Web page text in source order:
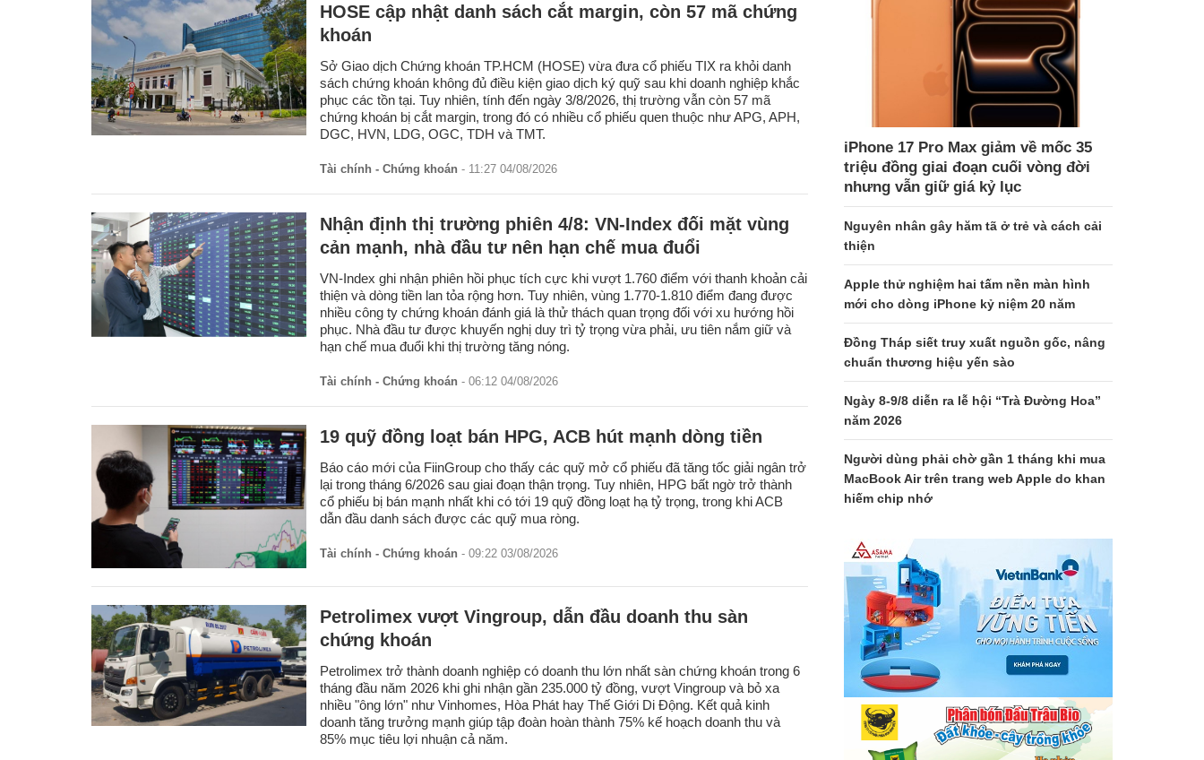
HOSE cập nhật danh sách cắt margin, còn 57 mã chứng
khoán
Sở Giao dịch Chứng khoán TP.HCM (HOSE) vừa đưa cổ phiếu TIX ra khỏi danh
sách chứng khoán không đủ điều kiện giao dịch ký quỹ sau khi doanh nghiệp khắc
phục các tồn tại. Tuy nhiên, tính đến ngày 3/8/2026, thị trường vẫn còn 57 mã
chứng khoán bị cắt margin, trong đó có nhiều cổ phiếu quen thuộc như APG, APH,
DGC, HVN, LDG, OGC, TDH và TMT.
Tài chính - Chứng khoán - 11:27 04/08/2026
Nhận định thị trường phiên 4/8: VN-Index đối mặt vùng
cản mạnh, nhà đầu tư nên hạn chế mua đuổi
VN-Index ghi nhận phiên hồi phục tích cực khi vượt 1.760 điểm với thanh khoản cải
thiện và dòng tiền lan tỏa rộng hơn. Tuy nhiên, vùng 1.770-1.810 điểm đang được
nhiều công ty chứng khoán đánh giá là thử thách quan trọng đối với xu hướng hồi
phục. Nhà đầu tư được khuyến nghị duy trì tỷ trọng vừa phải, ưu tiên nắm giữ và
hạn chế mua đuổi khi thị trường tăng nóng.
Tài chính - Chứng khoán - 06:12 04/08/2026
19 quỹ đồng loạt bán HPG, ACB hút mạnh dòng tiền
Báo cáo mới của FiinGroup cho thấy các quỹ mở cổ phiếu đã tăng tốc giải ngân trở
lại trong tháng 6/2026 sau giai đoạn thận trọng. Tuy nhiên, HPG bất ngờ trở thành
cổ phiếu bị bán mạnh nhất khi có tới 19 quỹ đồng loạt hạ tỷ trọng, trong khi ACB
dẫn đầu danh sách được các quỹ mua ròng.
Tài chính - Chứng khoán - 09:22 03/08/2026
Petrolimex vượt Vingroup, dẫn đầu doanh thu sàn
chứng khoán
Petrolimex trở thành doanh nghiệp có doanh thu lớn nhất sàn chứng khoán trong 6
tháng đầu năm 2026 khi ghi nhận gần 235.000 tỷ đồng, vượt Vingroup và bỏ xa
nhiều "ông lớn" như Vinhomes, Hòa Phát hay Thế Giới Di Động. Kết quả kinh
doanh tăng trưởng mạnh giúp tập đoàn hoàn thành 75% kế hoạch doanh thu và
85% mục tiêu lợi nhuận cả năm.
iPhone 17 Pro Max giảm về mốc 35
triệu đồng giai đoạn cuối vòng đời
nhưng vẫn giữ giá kỷ lục
Nguyên nhân gây hăm tã ở trẻ và cách cải
thiện
Apple thử nghiệm hai tấm nền màn hình
mới cho dòng iPhone kỷ niệm 20 năm
Đồng Tháp siết truy xuất nguồn gốc, nâng
chuẩn thương hiệu yến sào
Ngày 8-9/8 diễn ra lễ hội “Trà Đường Hoa”
năm 2026
Người dùng phải chờ gần 1 tháng khi mua
MacBook Air trên trang web Apple do khan
hiếm chip nhớ